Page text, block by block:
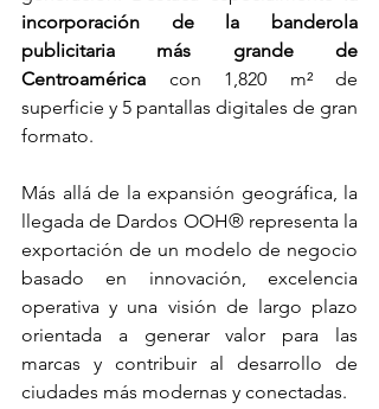
incorporación de la banderola
publicitaria más grande de
Centroamérica con 1,820 m² de
superficie y 5 pantallas digitales de gran
formato.
Más allá de la expansión geográfica, la
llegada de Dardos OOH® representa la
exportación de un modelo de negocio
basado en innovación, excelencia
operativa y una visión de largo plazo
orientada a generar valor para las
marcas y contribuir al desarrollo de
ciudades más modernas y conectadas.